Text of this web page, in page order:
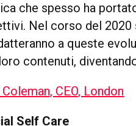
che spesso ha
Nel corso del 2020
a queste
contenuti,
CEO, London
Self Care